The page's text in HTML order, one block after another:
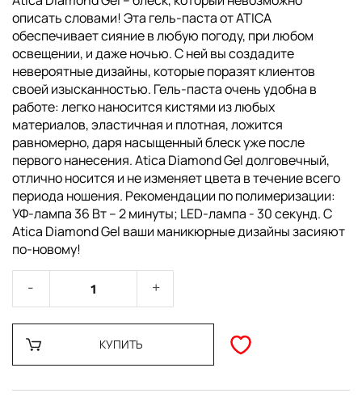
описать словами! Эта гель-паста от ATICA
обеспечивает сияние в любую погоду, при любом
освещении, и даже ночью. С ней вы создадите
невероятные дизайны, которые поразят клиентов
своей изысканностью. Гель-паста очень удобна в
работе: легко наносится кистями из любых
материалов, эластичная и плотная, ложится
равномерно, даря насыщенный блеск уже после
первого нанесения. Atica Diamond Gel долговечный,
отлично носится и не изменяет цвета в течение всего
периода ношения. Рекомендации по полимеризации:
УФ-лампа 36 Вт – 2 минуты; LED-лампа - 30 секунд. С
Atica Diamond Gel ваши маникюрные дизайны засияют
по-новому!
КУПИТЬ